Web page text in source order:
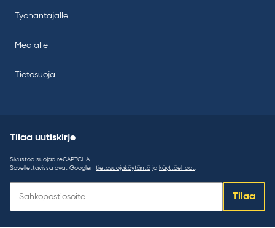
Työnantajalle
Medialle
Tietosuoja
Tilaa uutiskirje
Sivustoa suojaa reCAPTCHA.
Sovellettavissa ovat Googlen tietosuojakäytäntö ja käyttöehdot.
uutiskirje:
Tilaa